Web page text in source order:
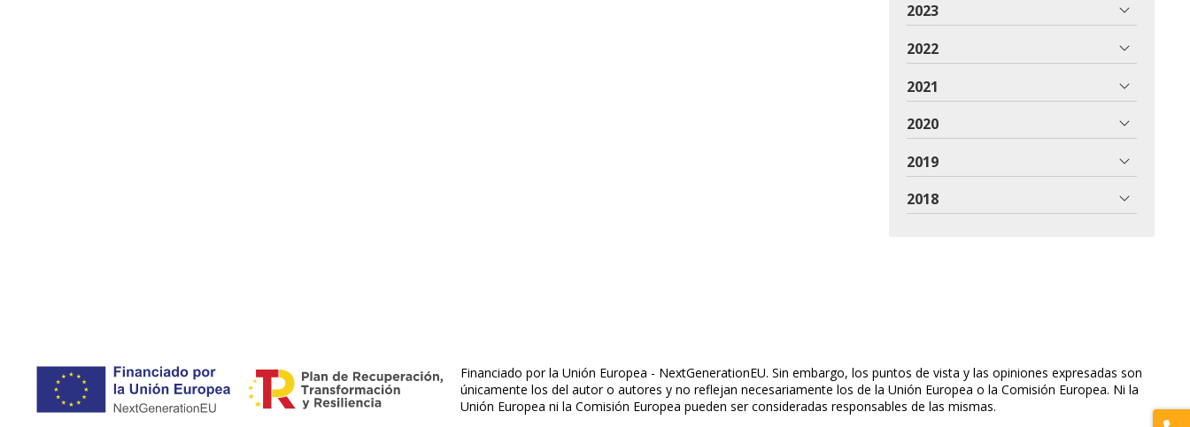
2023
2022
2021
2020
2019
2018
Financiado por la Unión Europea - NextGenerationEU. Sin embargo, los puntos de vista y las opiniones expresadas son
únicamente los del autor o autores y no reflejan necesariamente los de la Unión Europea o la Comisión Europea. Ni la
Unión Europea ni la Comisión Europea pueden ser consideradas responsables de las mismas.